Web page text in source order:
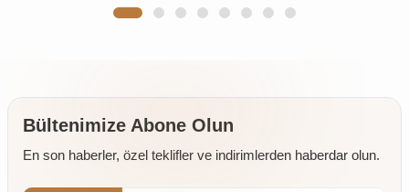
Pres
Pres
Pres
Bültenimize Abone Olun
En son haberler, özel teklifler ve indirimlerden haberdar olun.